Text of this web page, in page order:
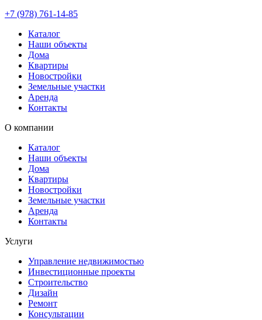
+7 (978) 761-14-85
Каталог
Наши объекты
Дома
Квартиры
Новостройки
Земельные участки
Аренда
Контакты
О компании
Каталог
Наши объекты
Дома
Квартиры
Новостройки
Земельные участки
Аренда
Контакты
Услуги
Управление недвижимостью
Инвестиционные проекты
Строительство
Дизайн
Ремонт
Консультации